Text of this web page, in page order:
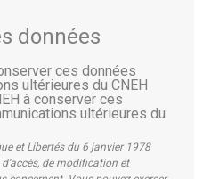
données
ces données
ultérieures du CNEH
à conserver ces
ultérieures du
et Libertés du 6 janvier 1978
de modification et